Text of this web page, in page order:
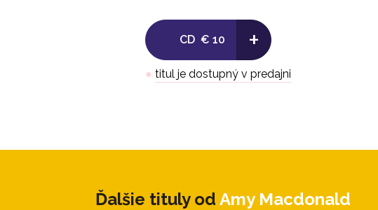
CD € 10 +
● titul je dostupný v predajni
Ďalšie tituly od Amy Macdonald